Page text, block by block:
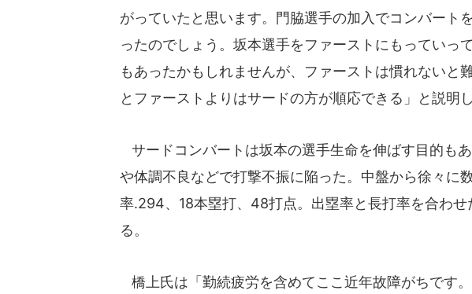
がっていたと思います。門脇選手の加入でコンバート
ったのでしょう。坂本選手をファーストにもっていっ
もあったかもしれませんが、ファーストは慣れないと
とファーストよりはサードの方が順応できる」と説明し
サードコンバートは坂本の選手生命を伸ばす目的も
や体調不良などで打撃不振に陥った。中盤から徐々に
率.294、18本塁打、48打点。出塁率と長打率を合わせ
る。
橋上氏は「勤続疲労を含めてここ近年故障がちです